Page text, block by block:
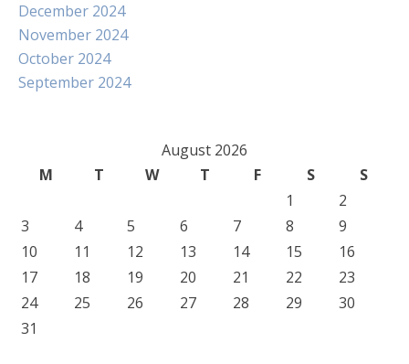
December 2024
November 2024
October 2024
September 2024
August 2026
M
T W T F S
S
1
2
3
4 5 6 7 8
9
10
11 12 13 14 15
16
17
18 19 20 21 22
23
24
25 26 27 28 29
30
31